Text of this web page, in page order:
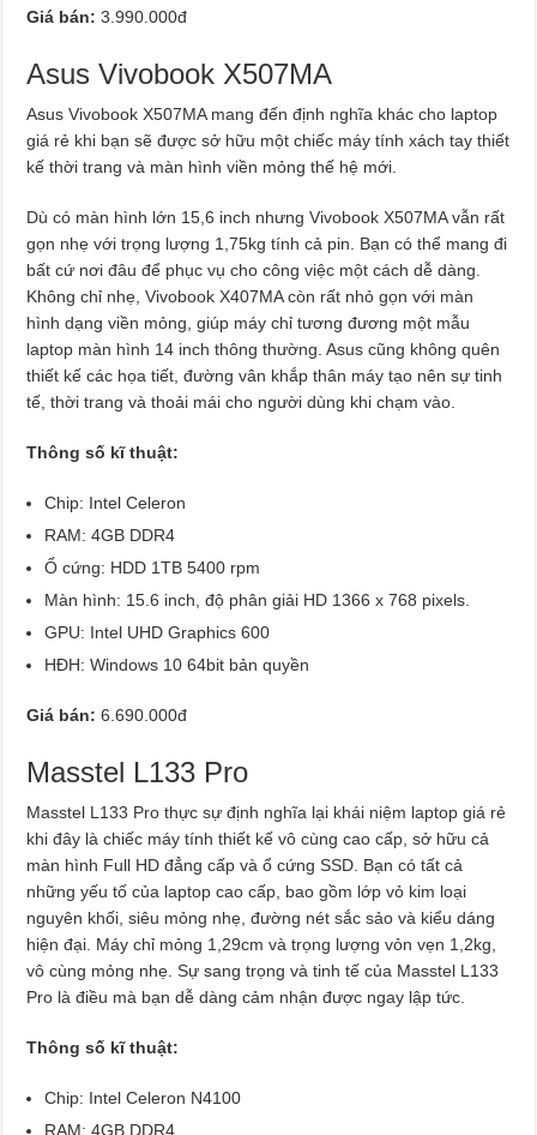
Giá bán: 3.990.000đ
Asus Vivobook X507MA
Asus Vivobook X507MA mang đến định nghĩa khác cho laptop
giá rẻ khi bạn sẽ được sở hữu một chiếc máy tính xách tay thiết
kế thời trang và màn hình viền mỏng thế hệ mới.
Dù có màn hình lớn 15,6 inch nhưng Vivobook X507MA vẫn rất
gọn nhẹ với trọng lượng 1,75kg tính cả pin. Bạn có thể mang đi
bất cứ nơi đâu để phục vụ cho công việc một cách dễ dàng.
Không chỉ nhẹ, Vivobook X407MA còn rất nhỏ gọn với màn
hình dạng viền mỏng, giúp máy chỉ tương đương một mẫu
laptop màn hình 14 inch thông thường. Asus cũng không quên
thiết kế các họa tiết, đường vân khắp thân máy tạo nên sự tinh
tế, thời trang và thoải mái cho người dùng khi chạm vào.
Thông số kĩ thuật:
Chip: Intel Celeron
RAM: 4GB DDR4
Ổ cứng: HDD 1TB 5400 rpm
Màn hình: 15.6 inch, độ phân giải HD 1366 x 768 pixels.
GPU: Intel UHD Graphics 600
HĐH: Windows 10 64bit bản quyền
Giá bán: 6.690.000đ
Masstel L133 Pro
Masstel L133 Pro thực sự định nghĩa lại khái niệm laptop giá rẻ
khi đây là chiếc máy tính thiết kế vô cùng cao cấp, sở hữu cả
màn hình Full HD đẳng cấp và ổ cứng SSD. Bạn có tất cả
những yếu tố của laptop cao cấp, bao gồm lớp vỏ kim loại
nguyên khối, siêu mỏng nhẹ, đường nét sắc sảo và kiểu dáng
hiện đại. Máy chỉ mỏng 1,29cm và trọng lượng vỏn vẹn 1,2kg,
vô cùng mỏng nhẹ. Sự sang trọng và tinh tế của Masstel L133
Pro là điều mà bạn dễ dàng cảm nhận được ngay lập tức.
Thông số kĩ thuật:
Chip: Intel Celeron N4100
RAM: 4GB DDR4